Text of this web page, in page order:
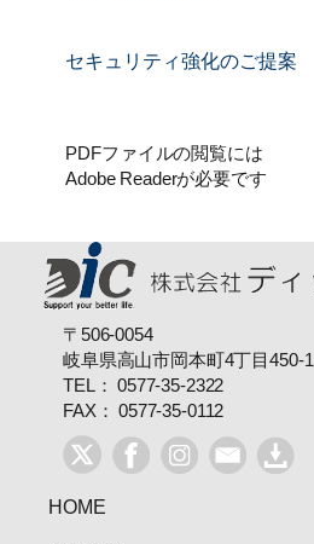
セキュリティ強化のご提案
PDFファイルの閲覧には
Adobe Readerが必要です
〒506-0054
岐阜県高山市岡本町4丁目450-1
TEL： 0577-35-2322
FAX： 0577-35-0112
HOME